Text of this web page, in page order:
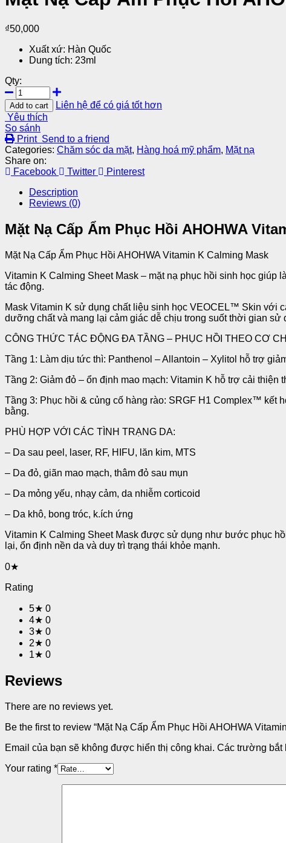
₫50,000
Xuất xứ: Hàn Quốc
Dung tích: 23ml
Qty:
Add to cart
Liên hệ để có giá tốt hơn
Yêu thích
So sánh
Print Send to a friend
Categories: Chăm sóc da mặt, Hàng hoá mỹ phẩm, Mặt nạ
Share on:
Facebook
Twitter
Pinterest
Description
Reviews (0)
Mặt Nạ Cấp Ẩm Phục Hồi AHOHWA
Mặt Nạ Cấp Ẩm Phục Hồi AHOHWA Vitamin K Calming Mask
Vitamin K Calming Sheet Mask – mặt nạ phục hồi sinh học giúp
tác động.
Mask Vitamin K sử dụng chất liệu sinh học VEOCEL™ Skin với
dưỡng chất và mang lại cảm giác dễ chịu trong suốt thời gian sử
CÔNG THỨC TÁC ĐỘNG ĐA TẦNG – PHỤC HỒI THEO CƠ
Tầng 1: Làm dịu tức thì: Panthenol – Allantoin – Xylitol hỗ trợ
Tầng 2: Giảm đỏ – ổn định mao mạch: Vitamin K hỗ trợ cải thiện
Tầng 3: Phục hồi & củng cố hàng rào: SRGF H1 Complex™ kết
bằng.
PHÙ HỢP VỚI CÁC TÌNH TRẠNG DA:
– Da sau peel, laser, RF, HIFU, lăn kim, MTS
– Da đỏ, giãn mao mạch, thâm đỏ sau mụn
– Da mỏng yếu, nhạy cảm, da nhiễm corticoid
– Da khô, bong tróc, k.ích ứng
Vitamin K Calming Sheet Mask được sử dụng như bước phục
lại, ổn định nền da và duy trì trạng thái khỏe mạnh.
0★
Rating
5★ 0
4★ 0
3★ 0
2★ 0
1★ 0
Reviews
There are no reviews yet.
Be the first to review “Mặt Nạ Cấp Ẩm Phục Hồi AHOHWA
Email của bạn sẽ không được hiển thị công khai. Các trường bắt
Your rating *